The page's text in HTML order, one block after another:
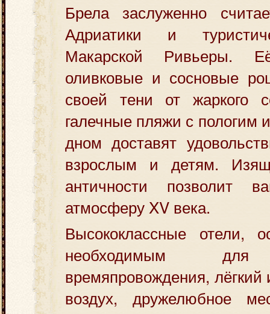
Брела заслуженно
Адриатики и
Макарской Ривьеры.
оливковые и сосновые
своей тени от жаркого
галечные пляжи с пологим
дном доставят
взрослым и детям.
античности позволит
атмосферу XV века.
Высококлассные отели,
необходимым для
времяпровождения,
воздух, дружелюбное